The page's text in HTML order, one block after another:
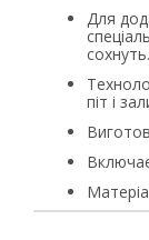
Для
сохнуть.
піт і